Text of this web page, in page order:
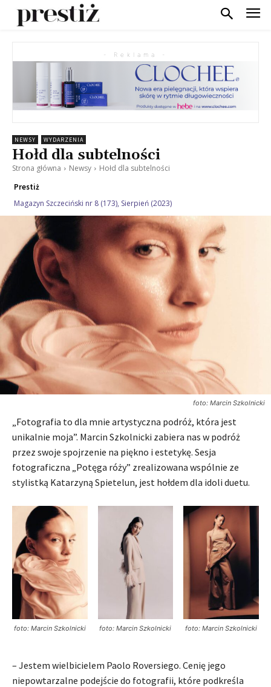
- Reklama -
NEWSY WYDARZENIA
Hołd dla subtelności
Strona główna Newsy
Hołd dla subtelności
Prestiż
Magazyn Szczeciński nr 8 (173), Sierpień (2023)
foto: Marcin Szkolnicki
„Fotografia to dla mnie artystyczna podróż, która jest
unikalnie moja”. Marcin Szkolnicki zabiera nas w podróż
przez swoje spojrzenie na piękno i estetykę. Sesja
fotograficzna „Potęga róży” zrealizowana wspólnie ze
stylistką Katarzyną Spietelun, jest hołdem dla idoli duetu.
foto: Marcin Szkolnicki foto: Marcin Szkolnicki foto: Marcin Szkolnicki
– Jestem wielbicielem Paolo Roversiego. Cenię jego
niepowtarzalne podejście do fotografii, które podkreśla